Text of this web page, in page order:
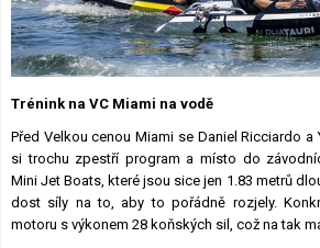
Trénink na VC Miami na vodě
Před Velkou cenou Miami se Daniel Ricciardo a
si trochu zpestří program a místo do
Mini Jet Boats, které jsou sice jen 1.83 metrů
dost síly na to, aby to pořádně rozjely.
motoru s výkonem 28 koňských sil, což na tak